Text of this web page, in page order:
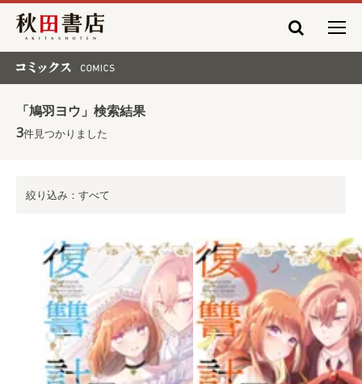
秋田書店
「鳩羽ヨウ」検索結果
3件見つかりました
絞り込み：すべて